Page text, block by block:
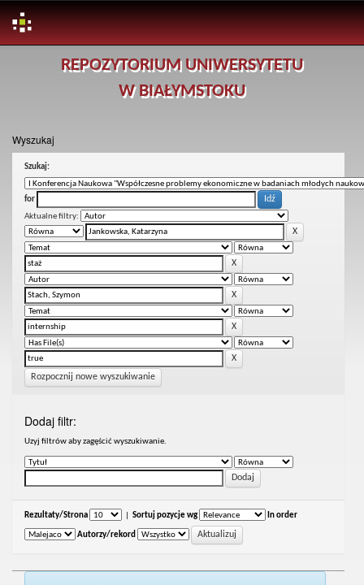
REPOZYTORIUM UNIWERSYTETU
W BIAŁYMSTOKU
Wyszukaj
Szukaj:
for
Aktualne filtry:
Rozpocznij nowe wyszukiwanie
Dodaj filtr:
Uzyj filtrów aby zagęścić wyszukiwanie.
Rezultaty/Strona Sortuj pozycje wg In order
Autorzy/rekord